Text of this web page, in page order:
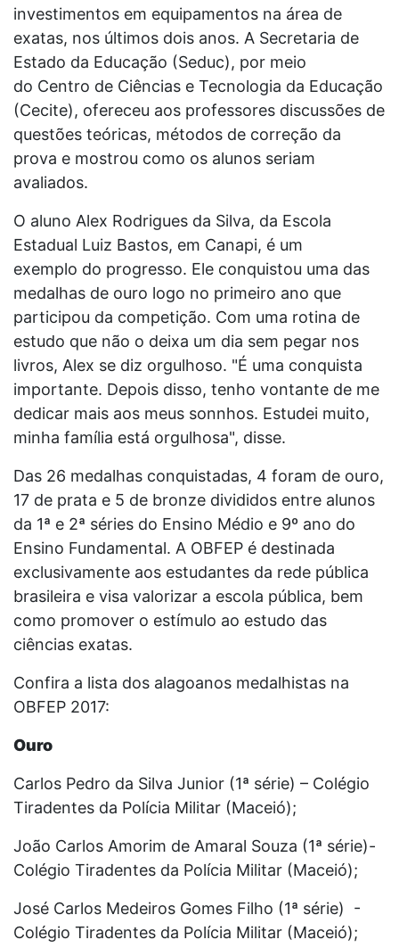
investimentos em equipamentos na área de
exatas, nos últimos dois anos. A Secretaria de
Estado da Educação (Seduc), por meio
do Centro de Ciências e Tecnologia da Educação
(Cecite), ofereceu aos professores discussões de
questões teóricas, métodos de correção da
prova e mostrou como os alunos seriam
avaliados.
O aluno Alex Rodrigues da Silva, da Escola
Estadual Luiz Bastos, em Canapi, é um
exemplo do progresso. Ele conquistou uma das
medalhas de ouro logo no primeiro ano que
participou da competição. Com uma rotina de
estudo que não o deixa um dia sem pegar nos
livros, Alex se diz orgulhoso. "É uma conquista
importante. Depois disso, tenho vontante de me
dedicar mais aos meus sonnhos. Estudei muito,
minha família está orgulhosa", disse.
Das 26 medalhas conquistadas, 4 foram de ouro,
17 de prata e 5 de bronze divididos entre alunos
da 1ª e 2ª séries do Ensino Médio e 9º ano do
Ensino Fundamental. A OBFEP é destinada
exclusivamente aos estudantes da rede pública
brasileira e visa valorizar a escola pública, bem
como promover o estímulo ao estudo das
ciências exatas.
Confira a lista dos alagoanos medalhistas na
OBFEP 2017:
Ouro
Carlos Pedro da Silva Junior (1ª série) – Colégio
Tiradentes da Polícia Militar (Maceió);
João Carlos Amorim de Amaral Souza (1ª série)-
Colégio Tiradentes da Polícia Militar (Maceió);
José Carlos Medeiros Gomes Filho (1ª série) -
Colégio Tiradentes da Polícia Militar (Maceió);